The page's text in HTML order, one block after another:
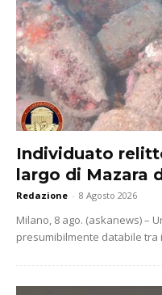
Individuato
largo di Mazara
Redazione - 8 Agosto 2026
Milano, 8 ago. (askanews) –
presumibilmente databile tra